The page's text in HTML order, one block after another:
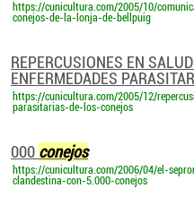
https://cunicultura.com/2005/10/
conejos-de-la-lonja-de-bellpuig
REPERCUSIONES EN
ENFERMEDADES
https://cunicultura.com/2005/12/
parasitarias-de-los-conejos
000 conejos
https://cunicultura.com/2006/04/el-
clandestina-con-5.000-conejos